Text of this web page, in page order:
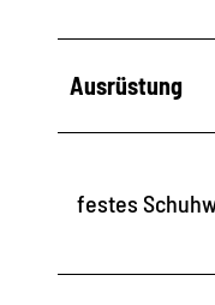
Ausrüstung
festes